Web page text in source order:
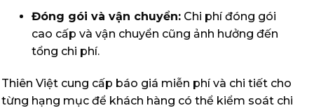
Đóng gói và vận chuyển:Chi phí đóng gói
cao cấp và vận chuyển cũng ảnh hưởng đến
tổng chi phí.
Thiên Việt cung cấp báo giá miễn phí và chi tiết cho
từng hạng mục để khách hàng có thể kiểm soát chi